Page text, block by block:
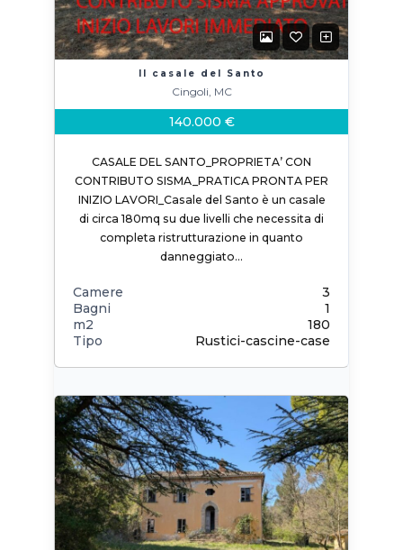
Il casale del Santo
Cingoli, MC
140.000 €
CASALE DEL SANTO_PROPRIETA’ CON
CONTRIBUTO SISMA_PRATICA PRONTA PER
INIZIO LAVORI_Casale del Santo è un casale
di circa 180mq su due livelli che necessita di
completa ristrutturazione in quanto
danneggiato…
Camere
3
Bagni
1
m2
180
Tipo
Rustici-cascine-case